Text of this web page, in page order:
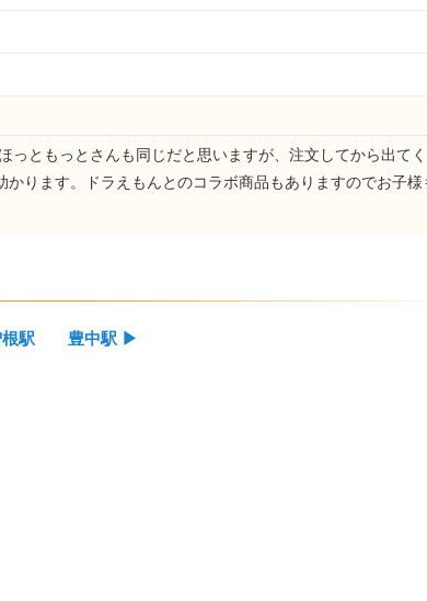
っともっとさんも同じだと思いますが、注文してから出て
ります。ドラえもんとのコラボ商品もありますのでお子様
駅 豊中駅 ▶